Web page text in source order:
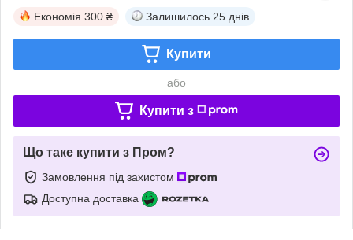
Економія 300 ₴ Залишилось 25 днів
Купити
або
Купити з
Що таке купити з Пром?
Замовлення під захистом
Доступна доставка